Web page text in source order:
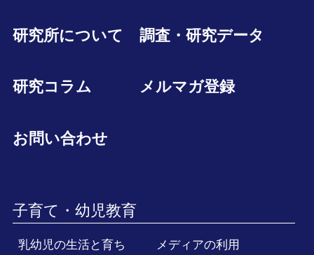
研究所について 調査・研究データ
研究コラム メルマガ登録
お問い合わせ
子育て・幼児教育
乳幼児の生活と育ち
メディアの利用